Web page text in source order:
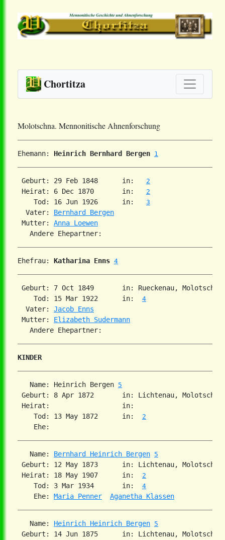
Chortitza
Molotschna. Mennonitische Ahnenforschung
Ehemann: Heinrich Bernhard Bergen 1
Geburt: 29 Feb 1848      in: 2
Heirat: 6 Dec 1870       in: 2
    Tod: 16 Jun 1926      in:
3
  Vater:
Bernhard Bergen
Mutter: Anna Loewen
Ehefrau: Katharina Enns 4
Geburt: 7 Oct 1849       in: Rueckenau,
    Tod: 15 Mar 1922      in:
4
  Vater:
Jacob Enns
Mutter: Elizabeth Sudermann
KINDER
   Name: Heinrich Bergen
5
Geburt: 8 Apr 1872       in: Lichtenau,
Heirat:                  in:
    Tod: 13 May 1872      in:
2
   Name:
Bernhard Heinrich Bergen 5
Geburt: 12 May 1873      in: Lichtenau,
Heirat: 18 May 1907      in: 2
    Tod: 3 Mar 1934       in:
4
    Ehe:
Maria Penner Aganetha Klassen
   Name:
Heinrich Heinrich Bergen 5
Geburt: 14 Jun 1875      in: Lichtenau,